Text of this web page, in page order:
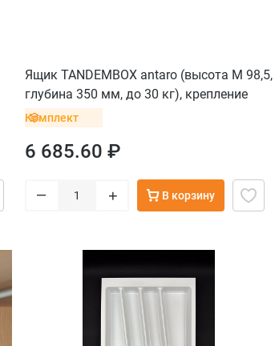
Ящик TANDEMBOX antaro (высота M 98,5,
глубина 350 мм, до 30 кг), крепление
саморез, серый орион
Комплект
6 685.60 ₽
– + В корзину